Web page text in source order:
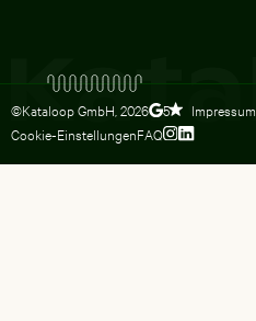
©Kataloop GmbH, 2026 5 Impressum
Cookie-EinstellungenFAQ